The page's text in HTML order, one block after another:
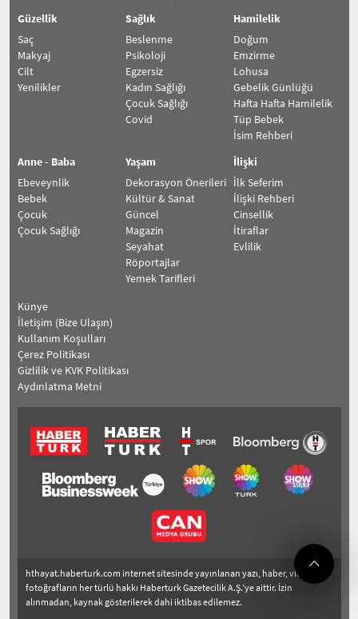
Güzellik
Saç
Makyaj
Cilt
Yenilikler
Sağlık
Beslenme
Psikoloji
Egzersiz
Kadın Sağlığı
Çocuk Sağlığı
Covid
Hamilelik
Doğum
Emzirme
Lohusa
Gebelik Günlüğü
Hafta Hafta Hamilelik
Tüp Bebek
İsim Rehberi
Anne - Baba
Ebeveynlik
Bebek
Çocuk
Çocuk Sağlığı
Yaşam
Dekorasyon Önerileri
Kültür & Sanat
Güncel
Magazin
Seyahat
Röportajlar
Yemek Tarifleri
İlişki
İlk Seferim
İlişki Rehberi
Cinsellik
İtiraflar
Evlilik
Künye
İletişim (Bize Ulaşın)
Kullanım Koşulları
Çerez Politikası
Gizlilik ve KVK Politikası
Aydınlatma Metni
hthayat.haberturk.com internet sitesinde yayınlanan yazı, haber, video ve
fotoğrafların her türlü hakkı Haberturk Gazetecilik A.Ş.’ye aittir. İzin
alınmadan, kaynak gösterilerek dahi iktibas edilemez.